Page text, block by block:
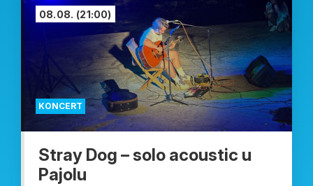
KONCERT
08.08. (21:00)
Stray Dog – solo acoustic u
Pajolu